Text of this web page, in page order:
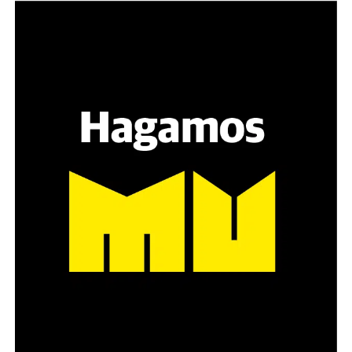
es a través del interrogante, que puedan encarnar la
pregunta», comparte Gonzalo, de 41 años.